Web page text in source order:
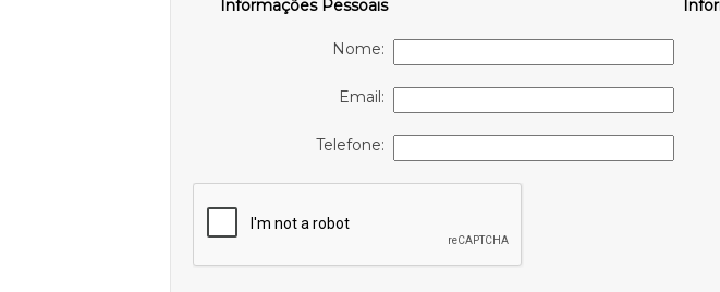
Informações Pessoais
Nome:
Email:
Telefone: